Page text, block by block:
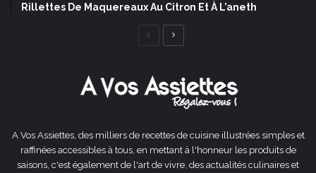
Rillettes De Maquereaux Au Citron Et À L’aneth
Page
A Vos Assiettes, des milliers de recettes de cuisine illustrées simples et
raffinées accessibles à tous, en mettant à l'honneur les produits de
saisons, c'est également de l'art de vivre, des actualités culinaires et